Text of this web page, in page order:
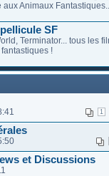
Animaux
SF
Terminator... tous les
!
1
et Discussions